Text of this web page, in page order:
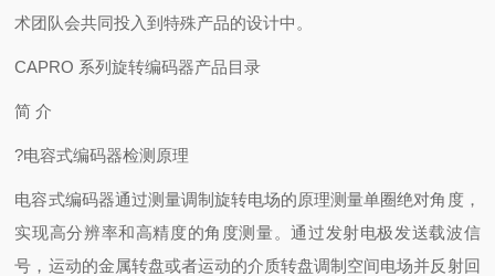
术团队会共同投入到特殊产品的设计中。
CAPRO 系列旋转编码器产品目录
简 介
?电容式编码器检测原理
电容式编码器通过测量调制旋转电场的原理测量单圈绝对角度，
实现高分辨率和高精度的角度测量。通过发射电极发送载波信
号，运动的金属转盘或者运动的介质转盘调制空间电场并反射回